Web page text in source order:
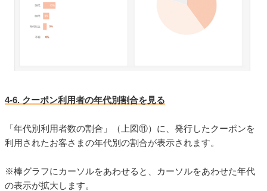
4-6. クーポン利用者の年代別割合を見る
「年代別利用者数の割合」（上図⑪）に、発行したクーポンを
利用されたお客さまの年代別の割合が表示されます。
※棒グラフにカーソルをあわせると、カーソルをあわせた年代
の表示が拡大します。